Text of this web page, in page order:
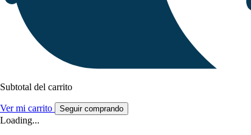
Subtotal del carrito
Ver mi carrito Seguir comprando
Loading...